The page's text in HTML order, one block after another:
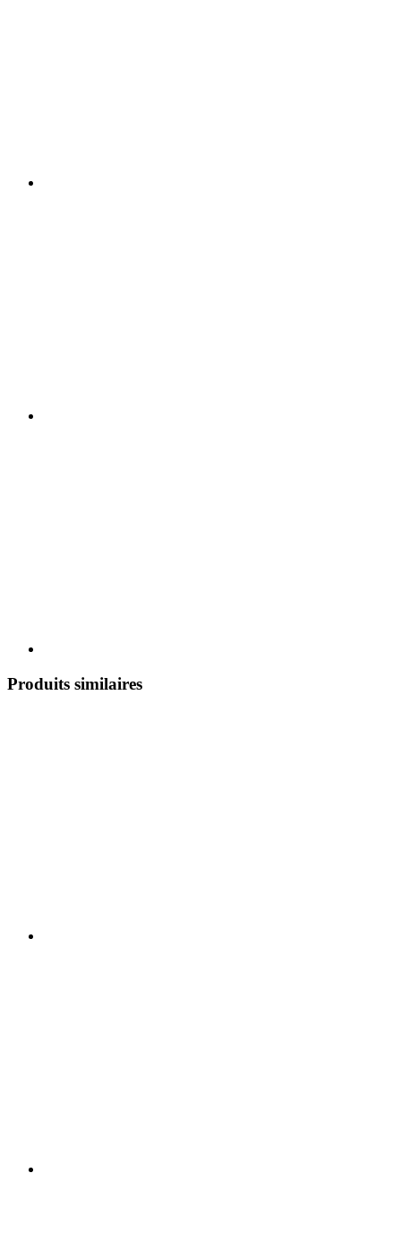
Produits similaires